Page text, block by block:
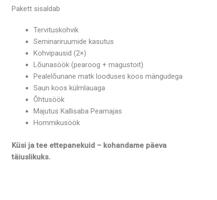
Pakett sisaldab
Tervituskohvik
Seminariruumide kasutus
Kohvipausid (2×)
Lõunasöök (pearoog + magustoit)
Pealelõunane matk looduses koos mängudega
Saun koos külmlauaga
Õhtusöök
Majutus Kallisaba Peamajas
Hommikusöök
Küsi ja tee ettepanekuid – kohandame päeva
täiuslikuks.